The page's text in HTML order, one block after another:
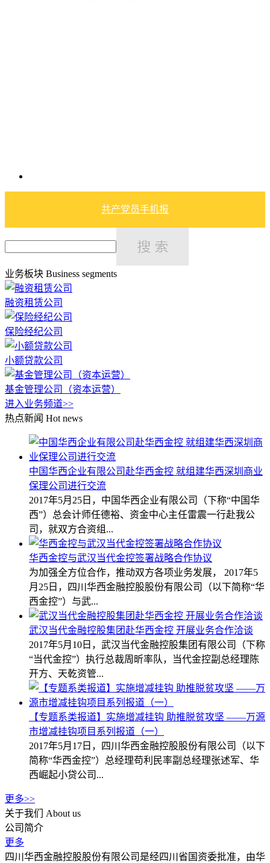
共产党员手机报
业务板块 Business segments
融资租赁公司
保险经纪公司
小额贷款公司
基金管理公司（资本运营）
进入业务频道>>
热点新闻 Hot news
中国华西企业有限公司赴华西金控 就组建华西深圳商业
保理公司进行交流
2017年5月25日，中国华西企业有限公司（下称“中国华
西”）总会计师任德裕、资金中心主任雷震一行赴我公
司，就双方合资组...
华西金控与武汉当代金控签署战略合作协议
为加强全方位合作，推动双方各项业务发展， 2017年5
月25日，四川华西金融控股股份有限公司（以下简称“华
西金控”）与武...
武汉当代金融控股集团赴华西金控 开展业务合作洽谈
2017年5月10日，武汉当代金融控股集团有限公司（下称
“当代金控”）执行总裁周昕率队，当代金控副总经理陈
开方、天乾资管...
【专题系类报道】实施增减挂钩 助推脱贫攻坚 ——万源
市增减挂钩项目系列报道（一）
2017年5月17日，四川华西金融控股股份有限公司（以下
简称“华西金控”）总经理苟利民率副总经理张述军、华
西崛起小贷公司...
更多>>
关于我们
About us
公司简介
更多
四川华西金融控股股份有限公司是经四川省国资委批准，由华